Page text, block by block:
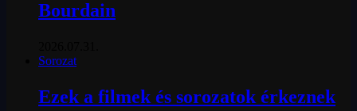
Bourdain
Sorozat
Ezek a filmek és sorozatok érkeznek